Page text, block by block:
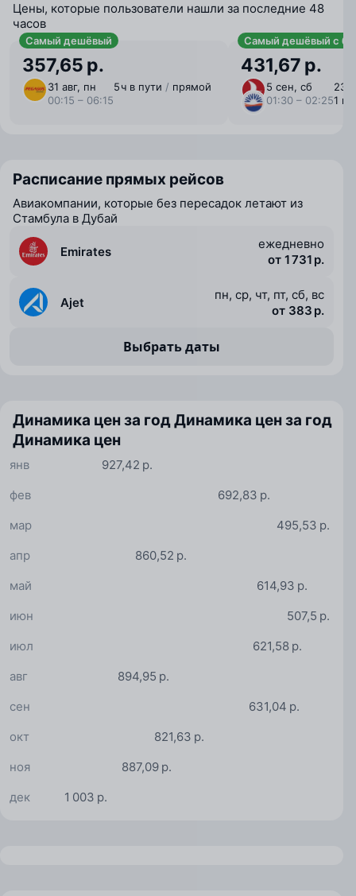
Цены, которые пользователи нашли за последние 48
часов
Самый дешёвый
357,65 р.
31 авг, пн
00:15 – 06:15
5 ⁠ч в пути / прямой
Самый дешёвый с
431,67 р.
5 сен, сб
01:30 – 02:25
23
1
Расписание прямых рейсов
Авиакомпании, которые без пересадок летают из
Стамбула в Дубай
Emirates
ежедневно
от 1 731 р.
Ajet
пн, ср, чт, пт, сб, вс
от 383 р.
Выбрать даты
Динамика цен за годДинамика цен за год
Динамика цен
927,42 р.
янв
692,83 р.
фев
495,53 р.
мар
860,52 р.
апр
614,93 р.
май
507,5 р.
июн
621,58 р.
июл
894,95 р.
авг
631,04 р.
сен
821,63 р.
окт
887,09 р.
ноя
1 003 р.
дек